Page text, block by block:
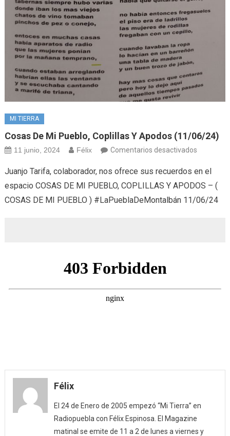
MI TIERRA
Cosas De Mi Pueblo, Coplillas Y Apodos (11/06/24)
11 junio, 2024 Félix Comentarios desactivadosen
de
mi
pueblo,
Juanjo Tarifa, colaborador, nos ofrece sus recuerdos en el
espacio COSAS DE MI PUEBLO, COPLILLAS Y APODOS – (
COSAS DE MI PUEBLO ) #LaPueblaDeMontalbán 11/06/24
Félix
El 24 de Enero de 2005 empezó “Mi Tierra” en
Radiopuebla con Félix Espinosa. El Magazine
matinal se emite de 11 a 2 de lunes a viernes y